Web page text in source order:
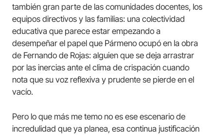
también gran parte de las comunidades docentes, los
equipos directivos y las familias: una colectividad
educativa que parece estar empezando a
desempeñar el papel que Pármeno ocupó en la obra
de Fernando de Rojas: alguien que se deja arrastrar
por las inercias ante el clima de crispación cuando
nota que su voz reflexiva y prudente se pierde en el
vacío.
Pero lo que más me temo no es ese escenario de
incredulidad que ya planea, esa continua justificación